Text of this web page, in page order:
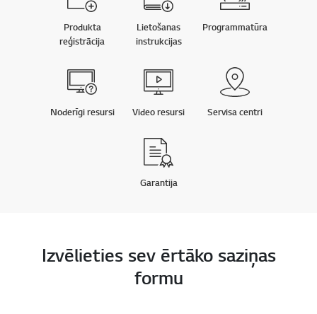
Produkta
reģistrācija
Lietošanas
instrukcijas
Programmatūra
Noderīgi resursi Video resursi Servisa centri
Garantija
Izvēlieties sev ērtāko saziņas
formu